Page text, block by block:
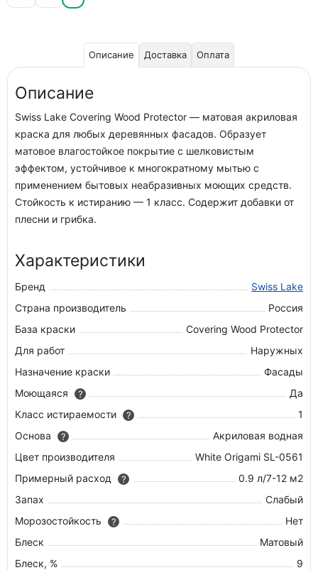
Описание Доставка Оплата
Описание
Swiss Lake Covering Wood Protector — матовая акриловая
краска для любых деревянных фасадов. Образует
матовое влагостойкое покрытие с шелковистым
эффектом, устойчивое к многократному мытью с
применением бытовых неабразивных моющих средств.
Стойкость к истиранию — 1 класс. Содержит добавки от
плесни и грибка.
Характеристики
Бренд
Swiss Lake
Страна производитель
Россия
База краски
Covering Wood Protector
Для работ
Наружных
Назначение краски
Фасады
Моющаяся
?
Да
Класс истираемости
?
1
Основа
?
Акриловая водная
Цвет производителя
White Origami SL-0561
Примерный расход
?
0.9 л/7-12 м2
Запах
Слабый
Морозостойкость
?
Нет
Блеск
Матовый
Блеск, %
9